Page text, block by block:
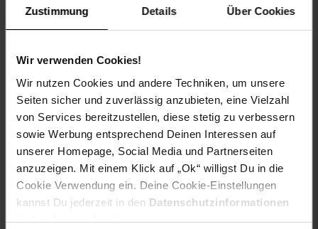
Zustimmung Details Über Cookies
Wir verwenden Cookies!
Wir nutzen Cookies und andere Techniken, um unsere
Seiten sicher und zuverlässig anzubieten, eine Vielzahl
von Services bereitzustellen, diese stetig zu verbessern
sowie Werbung entsprechend Deinen Interessen auf
unserer Homepage, Social Media und Partnerseiten
anzuzeigen. Mit einem Klick auf „Ok“ willigst Du in die
Cookie Verwendung ein. Deine Cookie-Einstellungen
kannst Du jederzeit in den Datenschutzinformationen
ändern bzw. widerrufen.
Artikel gehört zur Kategorie:
Versandinformationen
Herstellerinformationen
Altgeräterücknahme